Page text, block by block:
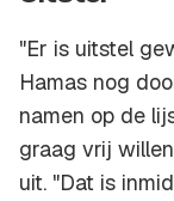
"Er is uitstel
Hamas nog
namen op de
graag vrij
uit. "Dat is